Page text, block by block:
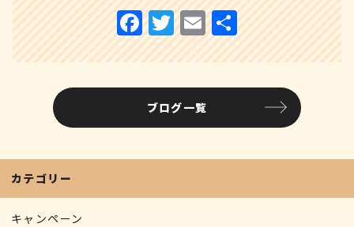
ブログ一覧
カテゴリー
キャンペーン